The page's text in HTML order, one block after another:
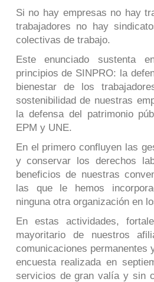
Si no hay empresas no hay
trabajadores no hay
colectivas de trabajo.
Este enunciado sustenta
principios de SINPRO: la
bienestar de los
sostenibilidad de nuestras
la defensa del patrimonio
EPM y UNE.
En el primero confluyen las
y conservar los derechos
beneficios de nuestras
las que le hemos
ninguna otra organización en
En estas actividades,
mayoritario de nuestros
comunicaciones permanentes
encuesta realizada en
servicios de gran valía y sin